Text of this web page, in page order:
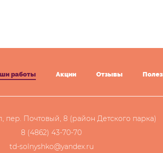
работы Акции Отзывы
пер. Почтовый, 8 (район Детского парка)
8 (4862) 43-70-70
td-solnyshko@yandex.ru